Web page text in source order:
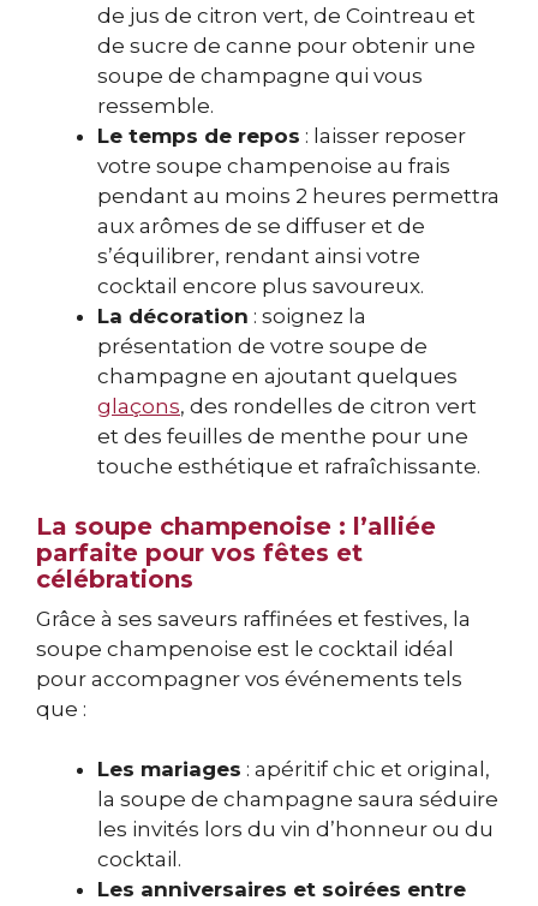
de jus de citron vert, de Cointreau et
de sucre de canne pour obtenir une
soupe de champagne qui vous
ressemble.
Le temps de repos : laisser reposer
votre soupe champenoise au frais
pendant au moins 2 heures permettra
aux arômes de se diffuser et de
s’équilibrer, rendant ainsi votre
cocktail encore plus savoureux.
La décoration : soignez la
présentation de votre soupe de
champagne en ajoutant quelques
glaçons, des rondelles de citron vert
et des feuilles de menthe pour une
touche esthétique et rafraîchissante.
La soupe champenoise : l’alliée
parfaite pour vos fêtes et
célébrations
Grâce à ses saveurs raffinées et festives, la
soupe champenoise est le cocktail idéal
pour accompagner vos événements tels
que :
Les mariages : apéritif chic et original,
la soupe de champagne saura séduire
les invités lors du vin d’honneur ou du
cocktail.
Les anniversaires et soirées entre